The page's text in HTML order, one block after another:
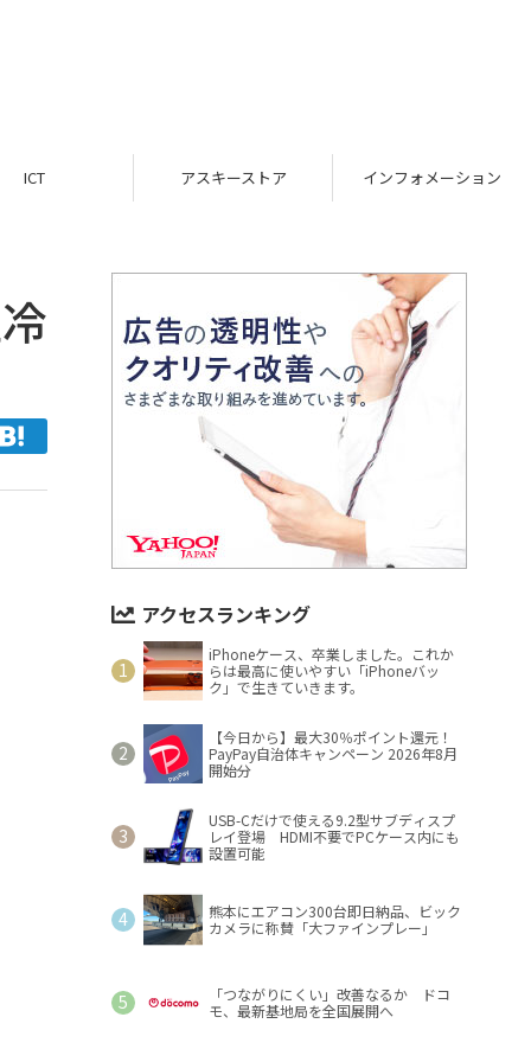
ICT アスキーストア インフォメーション
アクセスランキング
iPhoneケース、卒業しました。これか
らは最高に使いやすい「iPhoneバッ
ク」で生きていきます。
【今日から】最大30％ポイント還元！
PayPay自治体キャンペーン 2026年8月
開始分
USB-Cだけで使える9.2型サブディスプ
レイ登場 HDMI不要でPCケース内にも
設置可能
熊本にエアコン300台即日納品、ビック
カメラに称賛「大ファインプレー」
「つながりにくい」改善なるか ドコ
モ、最新基地局を全国展開へ